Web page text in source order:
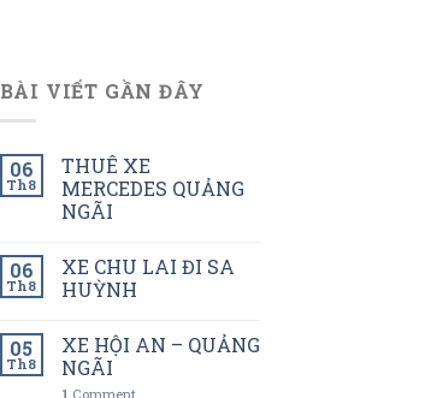
BÀI VIẾT GẦN ĐÂY
06
Th8
THUÊ XE
MERCEDES QUẢNG
NGÃI
06
Th8
XE CHU LAI ĐI SA
HUỲNH
05
Th8
XE HỘI AN – QUẢNG
NGÃI
1 Comment